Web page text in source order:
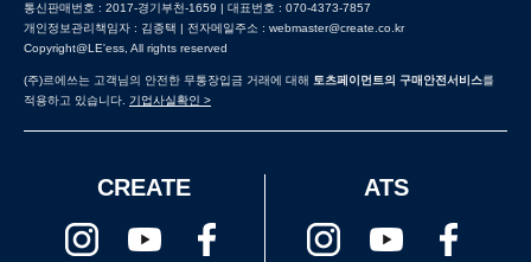
통신판매번호 : 2017-경기부천-1659 | 대표번호 : 070-4373-7857
개인정보관리책임자 : 김종택 | 전자메일주소 : webmaster@create.co.kr
Copyright@LE'ess, All rights reserved
(주)르에쓰는 고객님의 안전한 무통장입금 거래에 대해 토츠페이먼트의 구매안전서비스를
적용하고 있습니다. 기업사실확인 >
CREATE ATS